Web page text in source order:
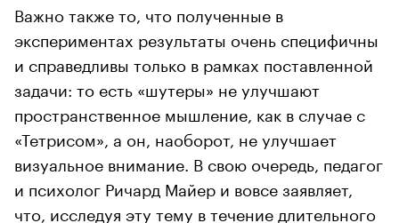
Важно также то, что полученные в
экспериментах результаты очень специфичны
и справедливы только в рамках поставленной
задачи: то есть «шутеры» не улучшают
пространственное мышление, как в случае с
«Тетрисом», а он, наоборот, не улучшает
визуальное внимание. В свою очередь, педагог
и психолог Ричард Майер и вовсе заявляет,
что, исследуя эту тему в течение длительного